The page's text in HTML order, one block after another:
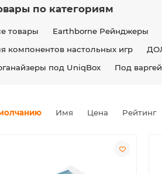
по категориям
товары Earthborne Рейнджеры
компонентов настольных игр
под UniqBox Под
Имя Цена Рейтинг